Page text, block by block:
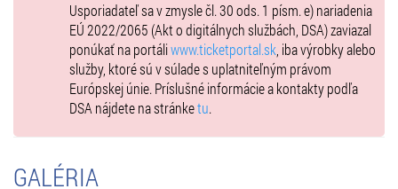
Usporiadateľ sa v zmysle čl. 30 ods. 1 písm. e) nariadenia
EÚ 2022/2065 (Akt o digitálnych službách, DSA) zaviazal
ponúkať na portáliwww.ticketportal.sk, iba výrobky alebo
služby, ktoré sú v súlade s uplatniteľným právom
Európskej únie. Príslušné informácie a kontakty podľa
DSA nájdete na stránketu.
GALÉRIA